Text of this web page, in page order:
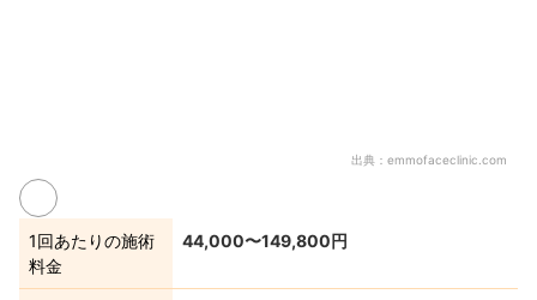
出典： emmofaceclinic.com
1回あたりの施術
料金
44,000〜149,800円